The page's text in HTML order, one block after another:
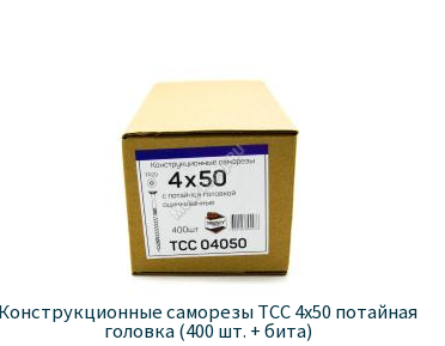
Конструкционные саморезы TCC 4x50 потайная
головка (400 шт. + бита)